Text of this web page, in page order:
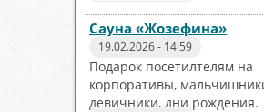
Сауна «Жозефина»
19.02.2026 - 14:59
Подарок посетилтелям на
корпоративы,
девичники, дни рождения.